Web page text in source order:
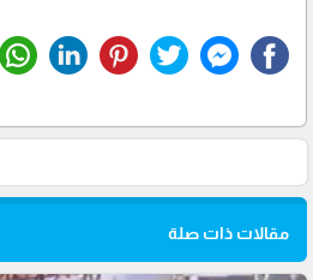
مقالات ذات صلة